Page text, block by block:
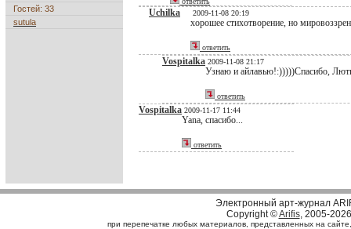
Гостей: 33
sutula
Uchilka 2009-11-08 20:19
хорошее стихотворение, но
ответить
Vospitalka 2009-11-08 21:17
Узнаю и айлавью!:)))))Спасибо,
ответить
Vospitalka 2009-11-17 11:44
Yana, спасибо...
ответить
Электронный арт-журнал
Copyright ©Arifis, 2005-2026
при перепечатке любых материалов, представленных на